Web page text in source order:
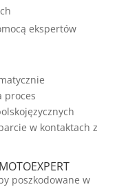
ekspertów
proces
w kontaktach z
poszkodowane w